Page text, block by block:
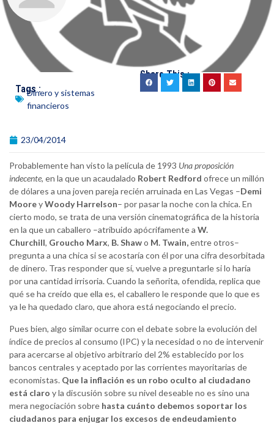
Tags :Dinero y sistemas
financieros
Share This :
23/04/2014
Probablemente han visto la película de 1993 Una proposición
indecente, en la que un acaudalado Robert Redford ofrece un millón
de dólares a una joven pareja recién arruinada en Las Vegas –Demi
MooreyWoody Harrelson– por pasar la noche con la chica. En
cierto modo, se trata de una versión cinematográfica de la historia
en la que un caballero –atribuido apócrifamente a W.
Churchill, Groucho Marx, B.Shawo M. Twain,entre otros–
pregunta a una chica si se acostaría con él por una cifra desorbitada
de dinero. Tras responder que sí, vuelve a preguntarle si lo haría
por una cantidad irrisoria. Cuando la señorita, ofendida, replica que
qué se ha creído que ella es, el caballero le responde que lo que es
ya le ha quedado claro, que ahora está negociando el precio.
Pues bien, algo similar ocurre con el debate sobre la evolución del
índice de precios al consumo (IPC) y la necesidad o no de intervenir
para acercarse al objetivo arbitrario del 2% establecido por los
bancos centrales y aceptado por las corrientes mayoritarias de
economistas. Que la inflación es un robo oculto al ciudadano
está claro y la discusión sobre su nivel deseable no es sino una
mera negociación sobre hasta cuánto debemos soportar los
ciudadanos para enjugar los excesos de endeudamiento